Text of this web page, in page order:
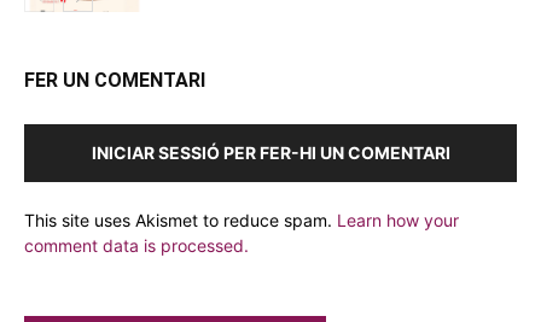
FER UN COMENTARI
INICIAR SESSIÓ PER FER-HI UN COMENTARI
This site uses Akismet to reduce spam. Learn how your
comment data is processed.